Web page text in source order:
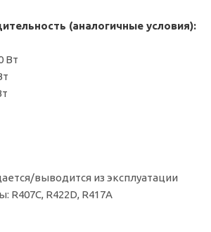
(аналогичные условия):
Вт
выводится из эксплуатации
R422D, R417A